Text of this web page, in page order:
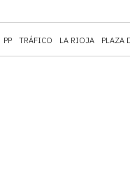
PP TRÁFICO LA RIOJA PLAZA